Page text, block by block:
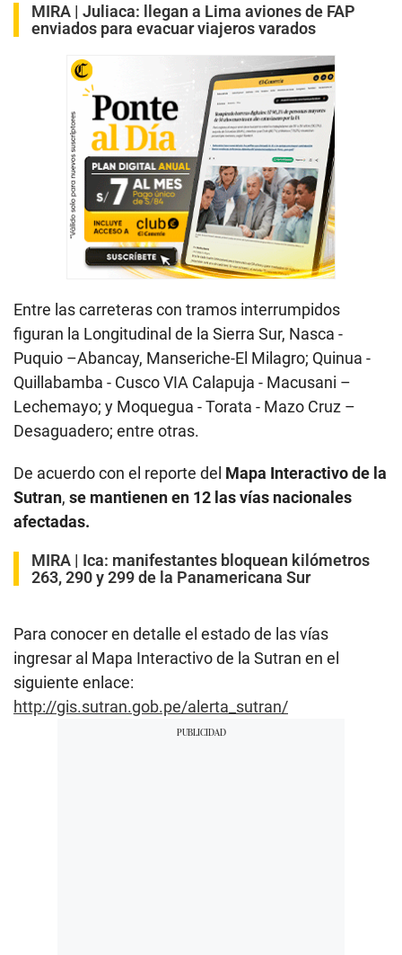
MIRA | Juliaca: llegan a Lima aviones de FAP
enviados para evacuar viajeros varados
Entre las carreteras con tramos interrumpidos
figuran la Longitudinal de la Sierra Sur, Nasca -
Puquio –Abancay, Manseriche-El Milagro; Quinua -
Quillabamba - Cusco VIA Calapuja - Macusani –
Lechemayo; y Moquegua - Torata - Mazo Cruz –
Desaguadero; entre otras.
De acuerdo con el reporte del Mapa Interactivo de la
Sutran, se mantienen en 12 las vías nacionales
afectadas.
MIRA | Ica: manifestantes bloquean kilómetros
263, 290 y 299 de la Panamericana Sur
Para conocer en detalle el estado de las vías
ingresar al Mapa Interactivo de la Sutran en el
siguiente enlace:
http://gis.sutran.gob.pe/alerta_sutran/